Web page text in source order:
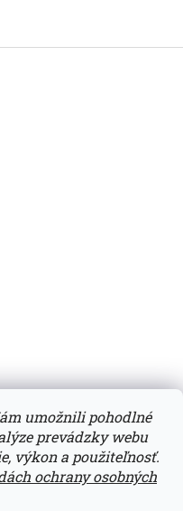
umožnili pohodlné
prevádzky webu
výkon a použiteľnosť.
ochrany osobných